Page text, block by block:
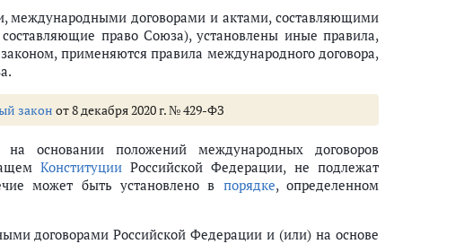
для ветеринарного применения (ст.ст. 10 - 12)
применения
международными договорами и актами, составляющими
право Союза), установлены иные правила,
применяются правила международного договора,
закон от 8 декабря 2020 г. № 429-ФЗ
основании положений международных договоров
КонституцииРоссийской Федерации, не подлежат
может быть установлено в порядке, определенном
договорами Российской Федерации и (или) на основе